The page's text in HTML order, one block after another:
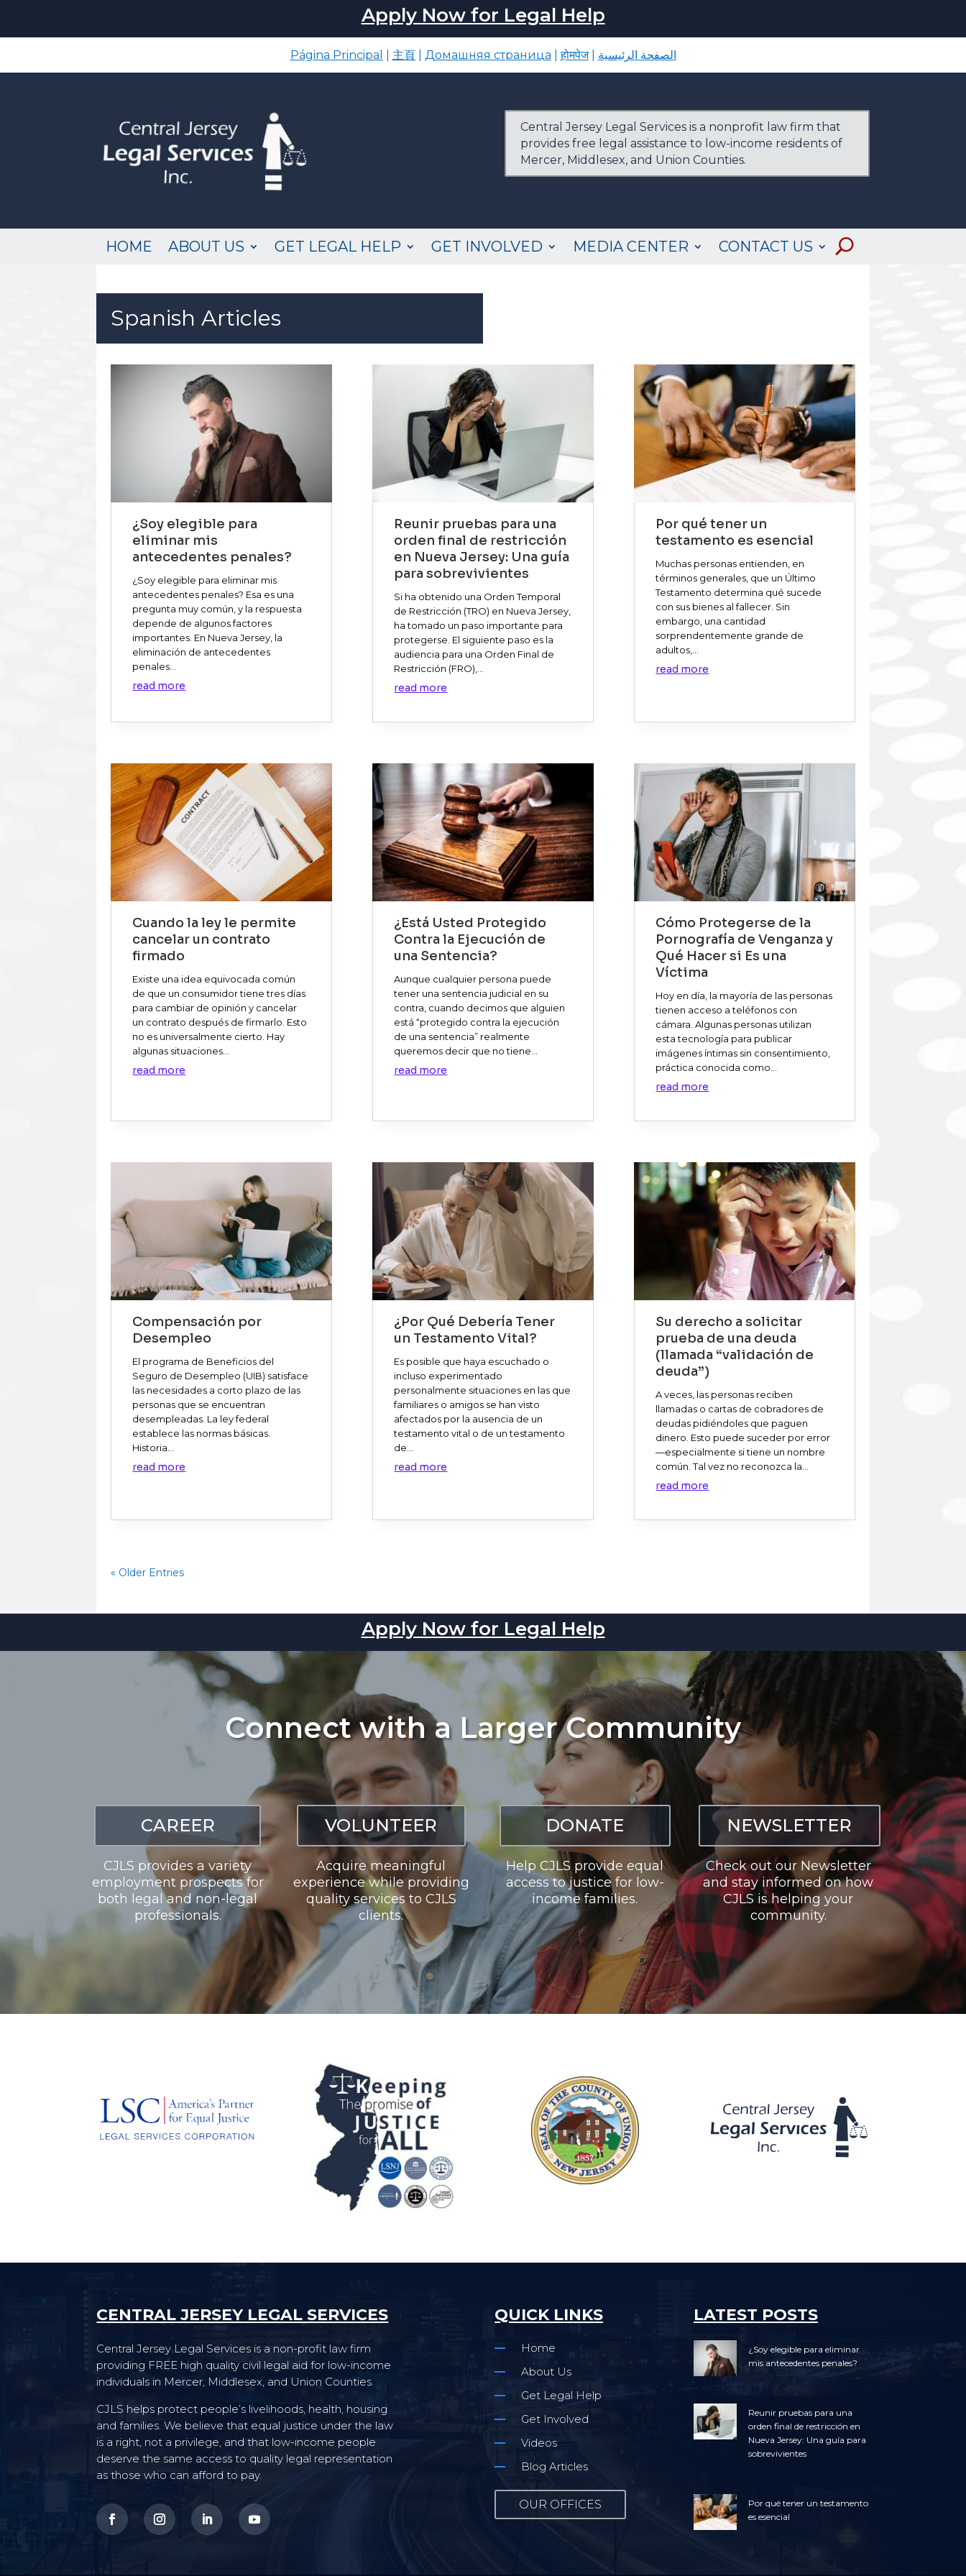
Apply Now for Legal Help
Página Principal 主頁| Домашняя страница |होमपेज| الصفحة الرئيسية
Central Jersey Legal Services is a nonprofit law firm that
provides free legal assistance to low-income residents of
Mercer, Middlesex, and Union Counties.
HOME ABOUT US GET LEGAL HELP GET INVOLVED MEDIA CENTER CONTACT US
Spanish Articles
¿Soy elegible para
eliminar mis
antecedentes penales?
¿Soy elegible para eliminar mis
antecedentes penales? Esa es una
pregunta muy común, y la respuesta
depende de algunos factores
importantes. En Nueva Jersey, la
eliminación de antecedentes
penales...
read more
Cuando la ley le permite
cancelar un contrato
firmado
Existe una idea equivocada común
de que un consumidor tiene tres días
para cambiar de opinión y cancelar
un contrato después de firmarlo. Esto
no es universalmente cierto. Hay
algunas situaciones...
read more
Compensación por
Desempleo
El programa de Beneficios del
Seguro de Desempleo (UIB) satisface
las necesidades a corto plazo de las
personas que se encuentran
desempleadas. La ley federal
establece las normas básicas.
Historia...
read more
Reunir pruebas para una
orden final de restricción
en Nueva Jersey: Una guía
para sobrevivientes
Si ha obtenido una Orden Temporal
de Restricción (TRO) en Nueva Jersey,
ha tomado un paso importante para
protegerse. El siguiente paso es la
audiencia para una Orden Final de
Restricción (FRO),...
read more
¿Está Usted Protegido
Contra la Ejecución de
una Sentencia?
Aunque cualquier persona puede
tener una sentencia judicial en su
contra, cuando decimos que alguien
está “protegido contra la ejecución
de una sentencia” realmente
queremos decir que no tiene...
read more
¿Por Qué Debería Tener
un Testamento Vital?
Es posible que haya escuchado o
incluso experimentado
personalmente situaciones en las que
familiares o amigos se han visto
afectados por la ausencia de un
testamento vital o de un testamento
de...
read more
Por qué tener un
testamento es esencial
Muchas personas entienden, en
términos generales, que un Último
Testamento determina qué sucede
con sus bienes al fallecer. Sin
embargo, una cantidad
sorprendentemente grande de
adultos,...
read more
Cómo Protegerse de la
Pornografía de Venganza y
Qué Hacer si Es una
Víctima
Hoy en día, la mayoría de las personas
tienen acceso a teléfonos con
cámara. Algunas personas utilizan
esta tecnología para publicar
imágenes íntimas sin consentimiento,
práctica conocida como...
read more
Su derecho a solicitar
prueba de una deuda
(llamada “validación de
deuda”)
A veces, las personas reciben
llamadas o cartas de cobradores de
deudas pidiéndoles que paguen
dinero. Esto puede suceder por error
—especialmente si tiene un nombre
común. Tal vez no reconozca la...
read more
« Older Entries
Apply Now for Legal Help
Connect with a Larger Community
CAREER
CJLS provides a variety
employment prospects for
both legal and non-legal
professionals.
VOLUNTEER
Acquire meaningful
experience while providing
quality services to CJLS
clients.
DONATE
Help CJLS provide equal
access to justice for low-
income families.
NEWSLETTER
Check out our Newsletter
and stay informed on how
CJLS is helping your
community.
CENTRAL JERSEY LEGAL SERVICES
Central Jersey Legal Services is a non-profit law firm
providing FREE high quality civil legal aid for low-income
individuals in Mercer, Middlesex, and Union Counties.
CJLS helps protect people’s livelihoods, health, housing
and families. We believe that equal justice under the law
is a right, not a privilege, and that low-income people
deserve the same access to quality legal representation
as those who can afford to pay.
QUICK LINKS
Home
About Us
Get Legal Help
Get Involved
Videos
Blog Articles
OUR OFFICES
LATEST POSTS
¿Soy elegible para eliminar
mis antecedentes penales?
Reunir pruebas para una
orden final de restricción en
Nueva Jersey: Una guía para
sobrevivientes
Por qué tener un testamento
es esencial